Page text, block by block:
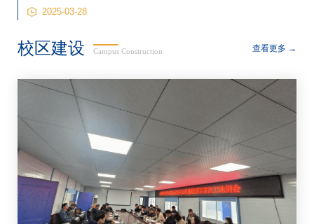
2025-03-28
校区建设 Campus Construction 查看更多 →